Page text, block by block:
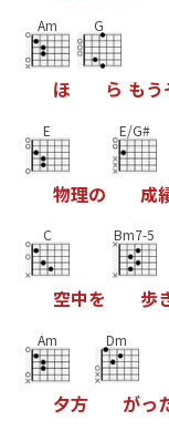
Am
ほ
G
ら もう
E
物理の
E/G#
成
C
空中を
Bm7-5
歩
Am
夕方
Dm
がっ